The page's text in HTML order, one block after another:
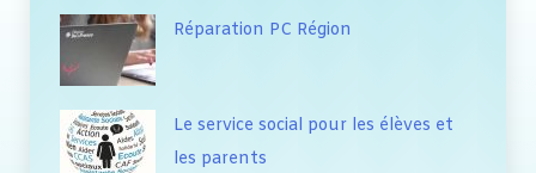
Réparation PC Région
Le service social pour les élèves et
les parents